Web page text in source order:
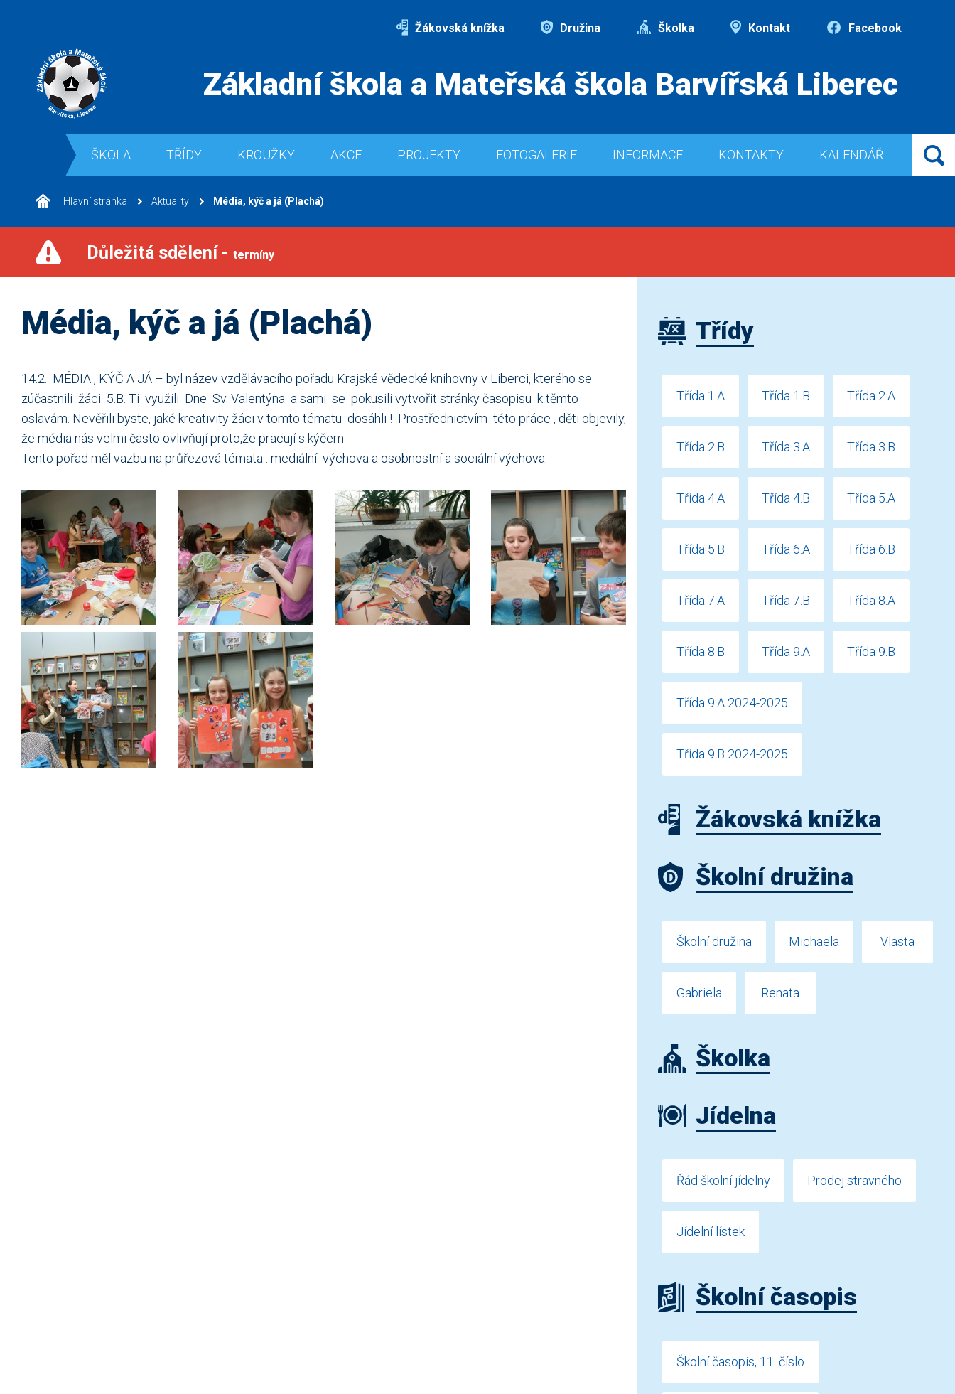
Žákovská knížka Družina Školka Kontakt Facebook
Základní škola a Mateřská škola Barvířská Liberec
ŠKOLA TŘÍDY KROUŽKY AKCE PROJEKTY FOTOGALERIE INFORMACE KONTAKTY KALENDÁŘ
Hlavní stránka Aktuality Média, kýč a já (Plachá)
Důležitá sdělení - termíny
Média, kýč a já (Plachá)
14.2. MÉDIA , KÝČ A JÁ – byl název vzdělávacího pořadu Krajské vědecké knihovny v Liberci, kterého se
zúčastnili žáci 5.B. Ti využili Dne Sv. Valentýna a sami se pokusili vytvořit stránky časopisu k těmto
oslavám. Nevěřili byste, jaké kreativity žáci v tomto tématu dosáhli ! Prostřednictvím této práce , děti objevily,
že média nás velmi často ovlivňují proto,že pracují s kýčem.
Tento pořad měl vazbu na průřezová témata : mediální výchova a osobnostní a sociální výchova.
Třídy
Třída 1.A Třída 1.B Třída 2.A
Třída 2.B Třída 3.A Třída 3.B
Třída 4.A Třída 4.B Třída 5.A
Třída 5.B Třída 6.A Třída 6.B
Třída 7.A Třída 7.B Třída 8.A
Třída 8.B Třída 9.A Třída 9.B
Třída 9.A 2024-2025
Třída 9.B 2024-2025
Žákovská knížka
Školní družina
Školní družina Michaela Vlasta
Gabriela Renata
Školka
Jídelna
Řád školní jídelny Prodej stravného
Jídelní lístek
Školní časopis
Školní časopis, 11. číslo